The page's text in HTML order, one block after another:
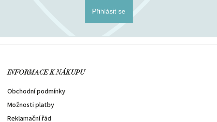
Přihlásit se
INFORMACE K NÁKUPU
Obchodní podmínky
Možnosti platby
Reklamační řád